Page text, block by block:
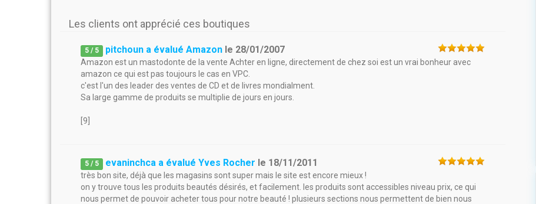
Les clients ont apprécié ces boutiques
5 / 5 pitchoun a évalué Amazon le 28/01/2007
Amazon est un mastodonte de la vente Achter en ligne, directement de chez soi est un vrai bonheur avec
amazon ce qui est pas toujours le cas en VPC.
c'est l'un des leader des ventes de CD et de livres mondialment.
Sa large gamme de produits se multiplie de jours en jours.
[9]
5 / 5 evaninchca a évalué Yves Rocher le 18/11/2011
très bon site, déjà que les magasins sont super mais le site est encore mieux !
on y trouve tous les produits beautés désirés, et facilement. les produits sont accessibles niveau prix, ce qui
nous permet de pouvoir acheter tous pour notre beauté ! plusieurs sections nous permettent de bien nous